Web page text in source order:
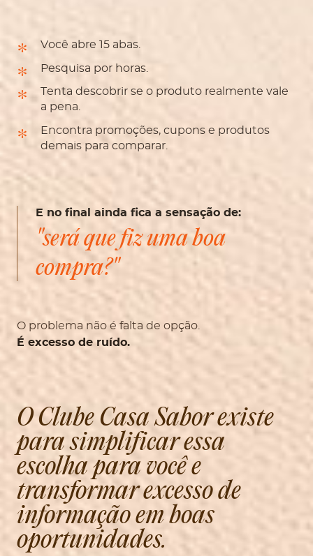
Você abre 15 abas.
Pesquisa por horas.
Tenta descobrir se o produto realmente vale
a pena.
Encontra promoções, cupons e produtos
demais para comparar.
E no final ainda fica a sensação de:
"será que fiz uma boa
compra?"
O problema não é falta de opção.
É excesso de ruído.
O Clube Casa Sabor existe
para simplificar essa
escolha para você e
transformar excesso de
informação em boas
oportunidades.